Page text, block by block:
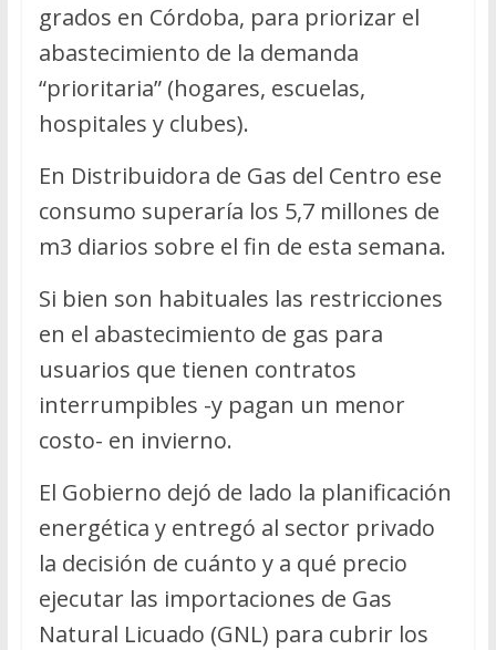
grados en Córdoba, para priorizar el
abastecimiento de la demanda
“prioritaria” (hogares, escuelas,
hospitales y clubes).
En Distribuidora de Gas del Centro ese
consumo superaría los 5,7 millones de
m3 diarios sobre el fin de esta semana.
Si bien son habituales las restricciones
en el abastecimiento de gas para
usuarios que tienen contratos
interrumpibles -y pagan un menor
costo- en invierno.
El Gobierno dejó de lado la planificación
energética y entregó al sector privado
la decisión de cuánto y a qué precio
ejecutar las importaciones de Gas
Natural Licuado (GNL) para cubrir los